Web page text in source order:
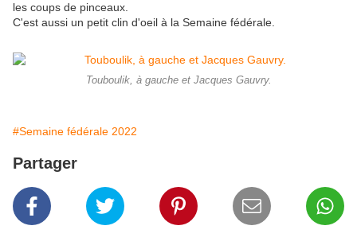
les coups de pinceaux.
C'est aussi un petit clin d'oeil à la Semaine fédérale.
Touboulik, à gauche et Jacques Gauvry.
#Semaine fédérale 2022
Partager